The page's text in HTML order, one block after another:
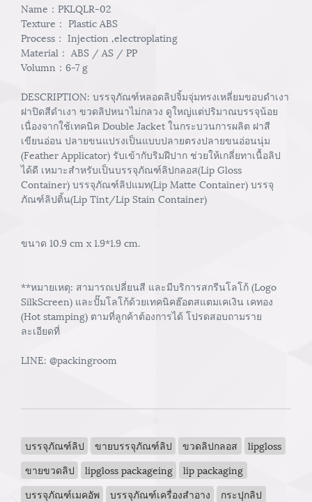
Name：PKLQLR-02
Texture： Plastic ABS
Process： Injection ,electroplating
Material： ABS / AS / PP
Volumn：6-7 g
DESCRIPTION: บรรจุภัณฑ์หลอดลิปจิ้มจุ่มทรงเหลี่ยมขอบดำเงา
ฝาปิดสีดำเงา ขวดลิปหนาไม่กลวง ดูใหญ่แต่ปริมาณบรรจุน้อย
เนื่องจากใช้เทคนิค Double Jacket ในกระบวนการผลิต ฝาสี
เขียนอ่อน ปลายขนแปรงเป็นแบบปลายตรงปลายขนอ่อนนุ่ม
(Feather Applicator) รับเข้ากับริมฝีปาก ช่วยให้เกลี่ยทาเนื้อลิป
ได้ดี เหมาะสำหรับเป็นบรรจุภัณฑ์ลิปกลอส(Lip Gloss
Container) บรรจุภัณฑ์ลิปแมท(Lip Matte Container) บรรจุ
ภัณฑ์ลิปติ้น(Lip Tint/Lip Stain Container)
ขนาด 10.9 cm x 1.9*1.9 cm.
**หมายเหตุ: สามารถเปลี่ยนสี และมีบริการสกรีนโลโก้ (Logo
SilkScreen) และปั๊มโลโก้ด้วยเทคนิคฮ๊อตสแตมเคเงิน เคทอง
(Hot stamping) ตามที่ลูกค้าต้องการได้ โปรดสอบถามราย
ละเอียดที่
LINE: @packingroom
บรรจุภัณฑ์ลิป ขายบรรจุภัณฑ์ลิป ขวดลิปกลอส
lipgloss
ขายขวดลิป
lipgloss packageing
lip packaging
บรรจุภัณฑ์เมคอัพ
บรรจุภัณฑ์เครื่องสำอาง
กระปุกลิป